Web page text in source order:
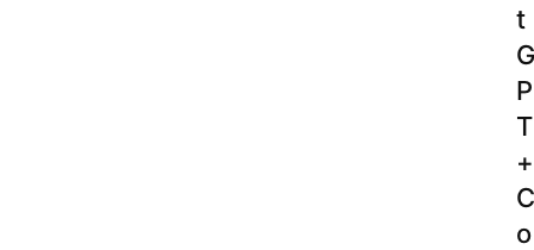
t
G
P
T
+
C
o